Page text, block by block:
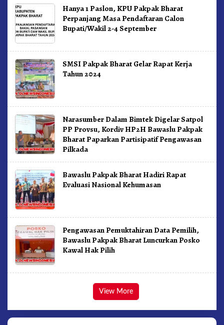
Hanya 1 Paslon, KPU Pakpak Bharat
Perpanjang Masa Pendaftaran Calon
Bupati/Wakil 2-4 September
SMSI Pakpak Bharat Gelar Rapat Kerja
Tahun 2024
Narasumber Dalam Bimtek Digelar Satpol
PP Provsu, Kordiv HP2H Bawaslu Pakpak
Bharat Paparkan Partisipatif Pengawasan
Pilkada
Bawaslu Pakpak Bharat Hadiri Rapat
Evaluasi Nasional Kehumasan
Pengawasan Pemuktahiran Data Pemilih,
Bawaslu Pakpak Bharat Luncurkan Posko
Kawal Hak Pilih
View More